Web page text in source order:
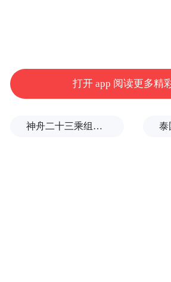
打开 app 阅读更多精
神舟二十三乘组新画面：在太空用超声测肌肉，常态化开展健康管理